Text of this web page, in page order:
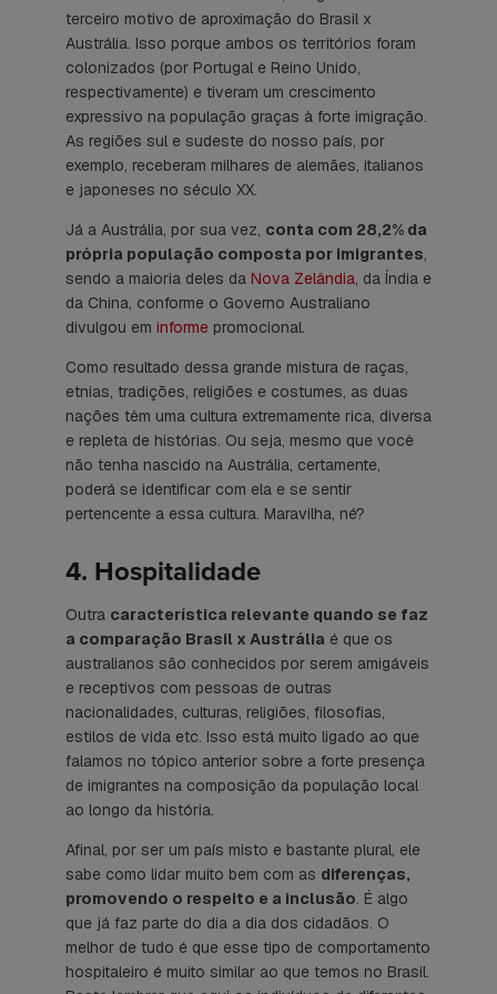
terceiro motivo de aproximação do Brasil x
Austrália. Isso porque ambos os territórios foram
colonizados (por Portugal e Reino Unido,
respectivamente) e tiveram um crescimento
expressivo na população graças à forte imigração.
As regiões sul e sudeste do nosso país, por
exemplo, receberam milhares de alemães, italianos
e japoneses no século XX.
Já a Austrália, por sua vez, conta com 28,2% da
própria população composta por imigrantes,
sendo a maioria deles da Nova Zelândia, da Índia e
da China, conforme o Governo Australiano
divulgou em informe promocional.
Como resultado dessa grande mistura de raças,
etnias, tradições, religiões e costumes, as duas
nações têm uma cultura extremamente rica, diversa
e repleta de histórias. Ou seja, mesmo que você
não tenha nascido na Austrália, certamente,
poderá se identificar com ela e se sentir
pertencente a essa cultura. Maravilha, né?
4. Hospitalidade
Outra característica relevante quando se faz
a comparação Brasil x Austrália é que os
australianos são conhecidos por serem amigáveis
e receptivos com pessoas de outras
nacionalidades, culturas, religiões, filosofias,
estilos de vida etc. Isso está muito ligado ao que
falamos no tópico anterior sobre a forte presença
de imigrantes na composição da população local
ao longo da história.
Afinal, por ser um país misto e bastante plural, ele
sabe como lidar muito bem com as diferenças,
promovendo o respeito e a inclusão. É algo
que já faz parte do dia a dia dos cidadãos. O
melhor de tudo é que esse tipo de comportamento
hospitaleiro é muito similar ao que temos no Brasil.